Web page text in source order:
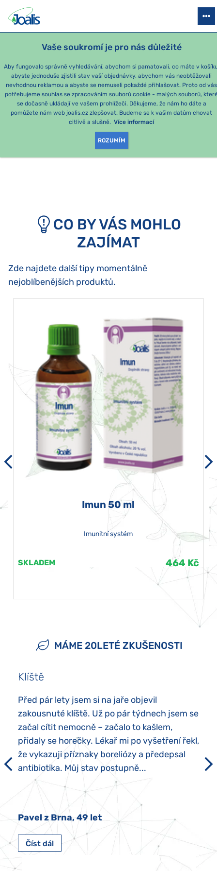
Vaše soukromí je pro nás důležité
Aby fungovalo správně vyhledávání, abychom si pamatovali, co máte v
abyste jednoduše zjistili stav vaší objednávky, abychom vás neobtěžovali
nevhodnou reklamou a abyste se nemuseli pokaždé přihlašovat. Proto od vás
potřebujeme souhlas se zpracováním souborů cookie - malých souborů,
se dočasně ukládají ve vašem prohlížeči. Děkujeme, že nám ho dáte a
pomůžete nám web joalis.cz zlepšovat. Budeme se k vašim datům chovat
citlivě a slušně. Více informací
ROZUMÍM
PRODUKTY PODLE OBTÍŽÍ SEZÓNNÍ BALÍČKY PRO DĚTI
OMLOUVÁME SE, ALE
TATO STRÁNKA
NEEXISTUJE.
CO BY VÁS MOHLO
ZAJÍMAT
Zde najdete další tipy momentálně
nejoblíbenějších produktů.
Imun 50 ml
Imunitní systém
SKLADEM 464 Kč
MÁME 20LETÉ ZKUŠENOSTI
Klíště
Před pár lety jsem si na jaře objevil
zakousnuté klíště. Už po pár týdnech jsem se
začal cítit nemocně – začalo to kašlem,
přidaly se horečky. Lékař mi po vyšetření řekl,
že vykazuji příznaky boreliózy a předepsal
antibiotika. Můj stav postupně...
Pavel z Brna, 49 let
Číst dál